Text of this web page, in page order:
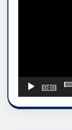
00:00